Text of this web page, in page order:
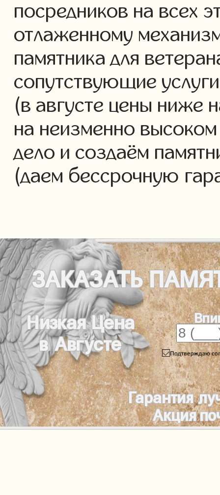
посредников на всех
отлаженному
памятника для
сопутствующие
(в августе цены ниже
на неизменно
дело и создаём
(даем бессрочную
ЗАКАЗАТЬ
Низкая Цена
в Августе
Гарантия
Акция